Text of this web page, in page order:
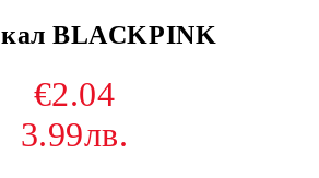
BLACKPINK
€2.04
3.99лв.